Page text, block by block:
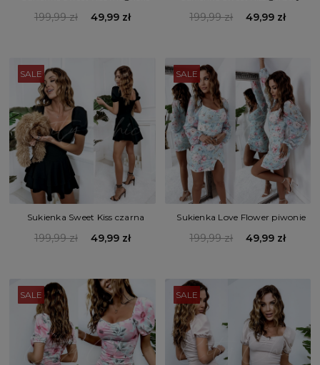
199,99 zł 49,99 zł 199,99 zł 49,99 zł
SALE
Sukienka Sweet Kiss czarna
199,99 zł 49,99 zł
SALE
Sukienka Love Flower piwonie
199,99 zł 49,99 zł
SALE SALE